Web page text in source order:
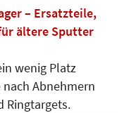
– Ersatzteile,
ältere Sputter
wenig Platz
Abnehmern
Ringtargets.